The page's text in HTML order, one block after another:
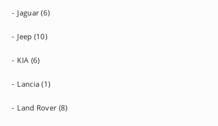
Jaguar (6)
Jeep (10)
KIA (6)
Lancia (1)
Land Rover (8)